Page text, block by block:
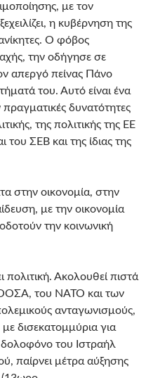
με τον
η κυβέρνηση της
Ο φόβος
την οδήγησε σε
απεργό πείνας Πάνο
του. Αυτό είναι ένα
δυνατότητες
της πολιτικής της ΕΕ
ΣΕΒ και της ίδιας της
στην οικονομία, στην
με την οικονομία
την κοινωνική
πολιτική. Ακολουθεί πιστά
ΟΟΣΑ, του ΝΑΤΟ και των
ανταγωνισμούς,
δισεκατομμύρια για
δολοφόνο του Ιστραήλ
παίρνει μέτρα αύξησης